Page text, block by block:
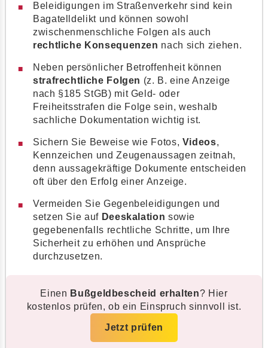
Beleidigungen im Straßenverkehr sind kein
Bagatelldelikt und können sowohl
zwischenmenschliche Folgen als auch
rechtliche Konsequenzen nach sich ziehen.
Neben persönlicher Betroffenheit können
strafrechtliche Folgen (z. B. eine Anzeige
nach §185 StGB) mit Geld- oder
Freiheitsstrafen die Folge sein, weshalb
sachliche Dokumentation wichtig ist.
Sichern Sie Beweise wie Fotos, Videos,
Kennzeichen und Zeugenaussagen zeitnah,
denn aussagekräftige Dokumente entscheiden
oft über den Erfolg einer Anzeige.
Vermeiden Sie Gegenbeleidigungen und
setzen Sie auf Deeskalation sowie
gegebenenfalls rechtliche Schritte, um Ihre
Sicherheit zu erhöhen und Ansprüche
durchzusetzen.
Einen Bußgeldbescheid erhalten? Hier
kostenlos prüfen, ob ein Einspruch sinnvoll ist.
Jetzt prüfen